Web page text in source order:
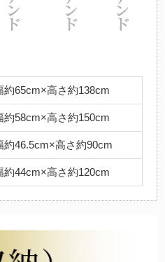
約65cm×高さ約138cm
約58cm×高さ約150cm
約46.5cm×高さ約90cm
約44cm×高さ約120cm